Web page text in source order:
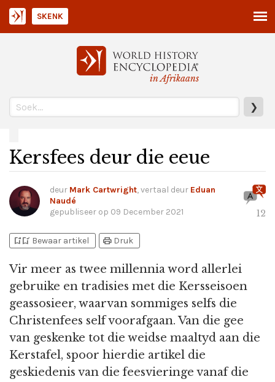
in Afrikaans
❯
SKENK
Kersfees deur die eeue
deur Mark Cartwright, vertaal deur Eduan
Naudé
gepubliseer op 09 December 2021 12
bookmark_addbookmark_added Bewaar artikel print Druk
Vir meer as twee millennia word allerlei
gebruike en tradisies met die Kersseisoen
geassosieer, waarvan sommiges selfs die
Christenfees self voorafgaan. Van die gee
van geskenke tot die weidse maaltyd aan die
Kerstafel, spoor hierdie artikel die
geskiedenis van die feesvieringe vanaf die